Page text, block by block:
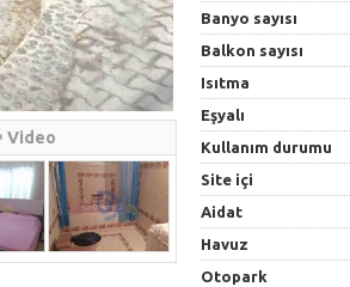
Video
Banyo sayısı
Balkon sayısı
Isıtma
Eşyalı
Kullanım durumu
Site içi
Aidat
Havuz
Otopark